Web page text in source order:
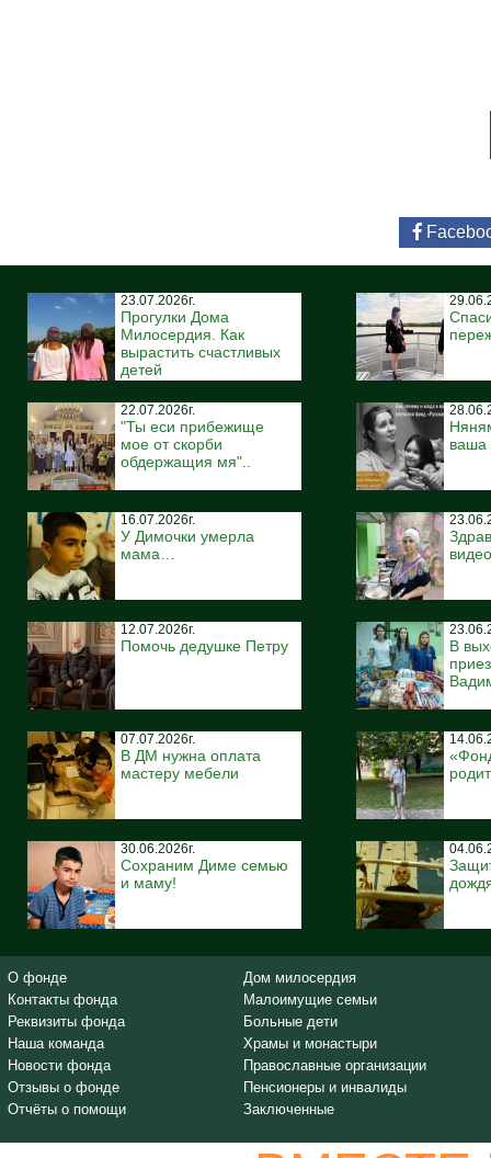
23.07.2026г.
Прогулки Дома
Милосердия. Как
вырастить счастливых
детей
22.07.2026г.
"Ты еси прибежище
мое от скорби
обдержащия мя"..
16.07.2026г.
У Димочки умерла
мама…
12.07.2026г.
Помочь дедушке Петру
07.07.2026г.
В ДМ нужна оплата
мастеру мебели
30.06.2026г.
Сохраним Диме семью
и маму!
В
О фонде
Контакты фонда
Реквизиты фонда
Наша команда
Новости фонда
Отзывы о фонде
Отчёты о помощи
Дом милосердия
Малоимущие семьи
Больные дети
Храмы и монастыри
Православные организации
Пенсионеры и инвалиды
Заключенные